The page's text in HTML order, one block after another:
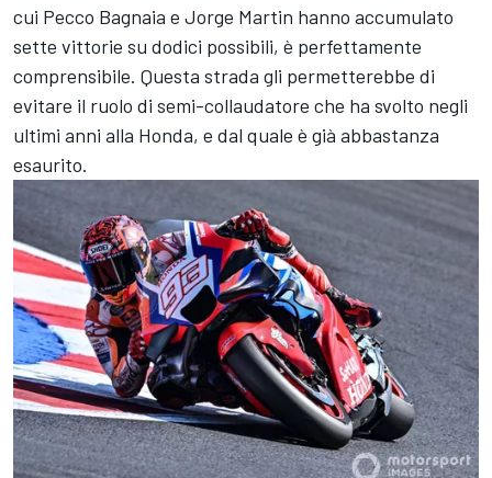
cui Pecco Bagnaia e Jorge Martin hanno accumulato
sette vittorie su dodici possibili, è perfettamente
comprensibile. Questa strada gli permetterebbe di
evitare il ruolo di semi-collaudatore che ha svolto negli
ultimi anni alla Honda, e dal quale è già abbastanza
esaurito.